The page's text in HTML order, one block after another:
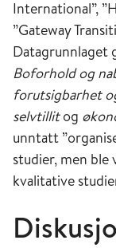
International”,
”Gateway
Datagrunnlaget
Boforhold og
forutsigbarhet
selvtillitog
unntatt
studier, men
kvalitative